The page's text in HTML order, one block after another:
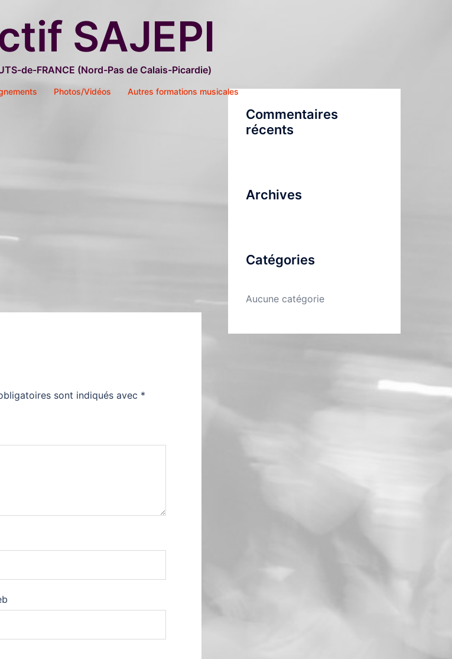
SAJEPI
de-FRANCE (Nord-Pas de Calais-Picardie)
Photos/Vidéos Autres formations musicales
sont indiqués avec *
Commentaires
récents
Archives
Catégories
Aucune catégorie